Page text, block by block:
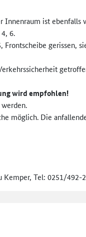
Innenraum ist
6.
gerissen,
wird empfohlen!
möglich. Die
Tel: 0251/